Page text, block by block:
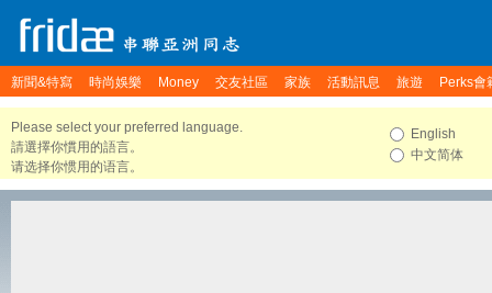
新聞&特寫 時尚娛樂 Money 交友社區 家族 活動訊息 旅遊 Perks會
Please select your preferred language.
請選擇你慣用的語言。
请选择你惯用的语言。
English
中文简体